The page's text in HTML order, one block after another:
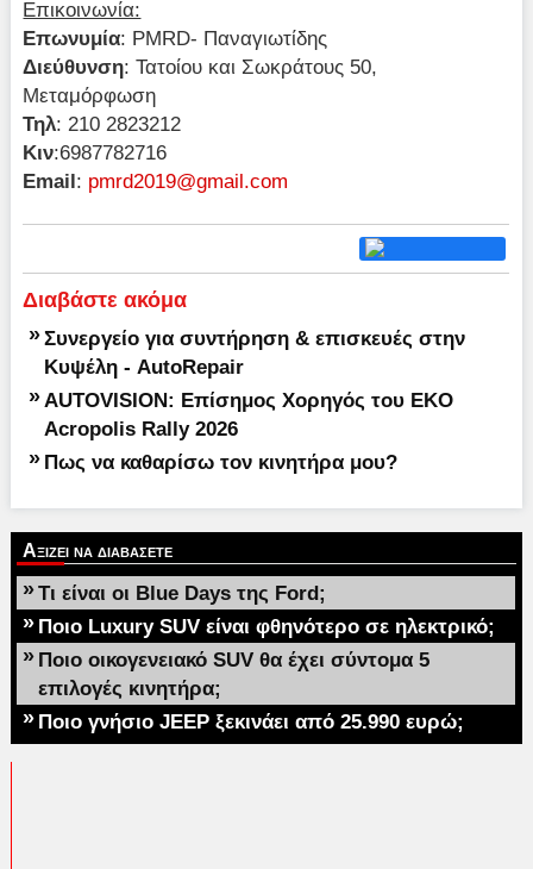
Επικοινωνία:
Επωνυμία: PMRD- Παναγιωτίδης
Διεύθυνση: Τατοίου και Σωκράτους 50,
Μεταμόρφωση
Τηλ: 210 2823212
Kιν:6987782716
Email: pmrd2019@gmail.com
Διαβάστε ακόμα
» Συνεργείο για συντήρηση & επισκευές στην
Κυψέλη - AutoRepair
» AUTOVISION: Επίσημος Χορηγός του EKO
Acropolis Rally 2026
» Πως να καθαρίσω τον κινητήρα μου?
Αξιζει να διαβασετε
» Τι είναι οι Blue Days της Ford;
» Ποιο Luxury SUV είναι φθηνότερο σε ηλεκτρικό;
» Ποιο οικογενειακό SUV θα έχει σύντομα 5
επιλογές κινητήρα;
» Ποιο γνήσιο JEEP ξεκινάει από 25.990 ευρώ;